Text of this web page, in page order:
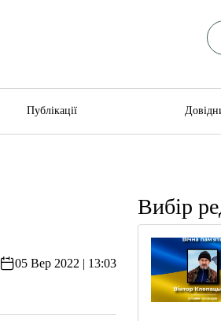
Публікації
05 Вер 2022 | 13:03
Вибір